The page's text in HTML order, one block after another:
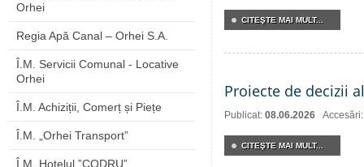
Orhei
Regia Apă Canal – Orhei S.A.
Î.M. Servicii Comunal - Locative
Orhei
Î.M. Achiziții, Comerț și Piețe
Î.M. „Orhei Transport”
Î.M. Hotelul ”CODRU”
CITEŞTE MAI MULT...
Proiecte de decizii
Publicat: 08.06.2026
CITEŞTE MAI MULT...